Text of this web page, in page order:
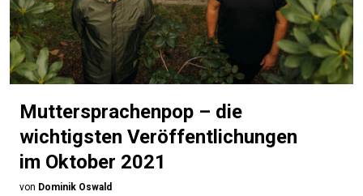
Muttersprachenpop – die
wichtigsten Veröffentlichungen
im Oktober 2021
von Dominik Oswald